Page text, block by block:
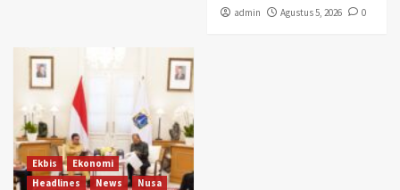
admin Agustus 5, 2026 0
Ekbis
Ekonomi
Headlines
News
Nusa